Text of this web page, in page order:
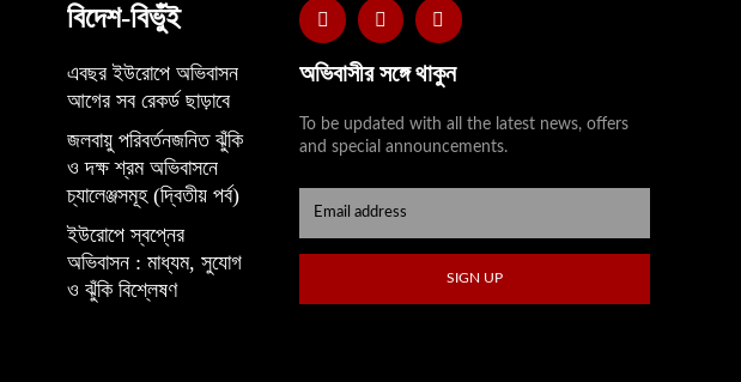
বিদেশ-বিভুঁই
এবছর ইউরোপে অভিবাসন
আগের সব রেকর্ড ছাড়াবে
জলবায়ু পরিবর্তনজনিত ঝুঁকি
ও দক্ষ শ্রম অভিবাসনে
চ্যালেঞ্জসমূহ (দ্বিতীয় পর্ব)
ইউরোপে স্বপ্নের
অভিবাসন : মাধ্যম, সুযোগ
ও ঝুঁকি বিশ্লেষণ
অভিবাসীর সঙ্গে থাকুন
To be updated with all the latest news, offers
and special announcements.
SIGN UP